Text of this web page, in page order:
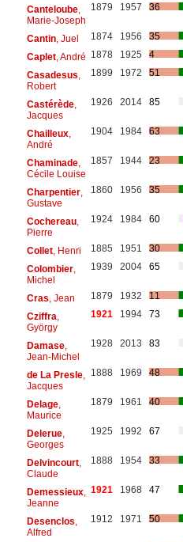
Canteloube,
Marie-Joseph
1879 1957 36
Cantin, Juel 1874 1956
35
Caplet, André 1878 1925
4
Casadesus
Robert
1899 1972 51
Castérède,
Jacques
1926 2014 85
Chailleux,
André
1904 1984 63
Chaminade,
Cécile Louise
1857 1944 23
Charpentier,
Gustave
1860 1956 35
Cochereau,
Pierre
1924 1984 60
Collet, Henri 1885 1951
30
Colombier,
Michel
1939 2004 65
Cras , Jean 1879 1932
11
Cziffra
György
1921 1994 73
Damase,
Jean-Michel
1928 2013 83
de La Presle,
Jacques
1888 1969 48
Delage,
Maurice
1879 1961 40
Delerue,
Georges
1925 1992 67
Delvincourt,
Claude
1888 1954 33
Demessieux,
Jeanne
1921 1968 47
Desenclos
Alfred
1912 1971 50